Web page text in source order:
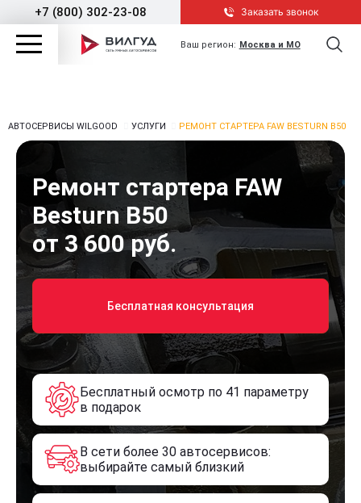
+7 (800) 302-23-08 Заказать звонок
Ваш регион: Москва и МО
АВТОСЕРВИСЫ WILGOOD УСЛУГИ РЕМОНТ СТАРТЕРА FAW BESTURN B50
Ремонт стартера FAW
Besturn B50
от 3 600 руб.
Бесплатная консультация
Бесплатный осмотр по 41 параметру
в подарок
В сети более 30 автосервисов:
выбирайте самый близкий